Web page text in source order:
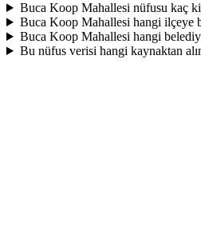
Buca Koop Mahallesi nüfusu kaç
Buca Koop Mahallesi hangi ilçeye
Buca Koop Mahallesi hangi
Bu nüfus verisi hangi kaynaktan